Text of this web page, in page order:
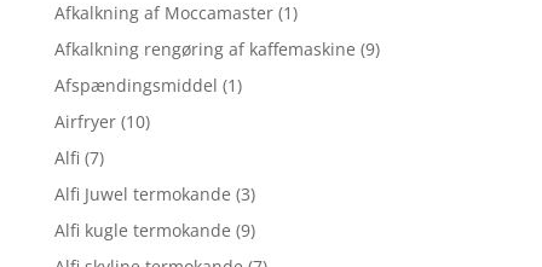
Afkalkning af Moccamaster (1)
Afkalkning rengøring af kaffemaskine (9)
Afspændingsmiddel (1)
Airfryer (10)
Alfi (7)
Alfi Juwel termokande (3)
Alfi kugle termokande (9)